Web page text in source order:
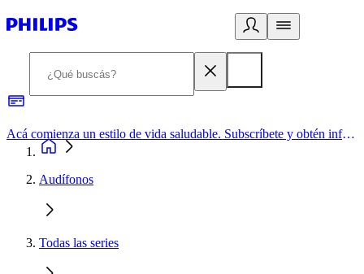
Acá comienza un estilo de vida saludable. Subscríbete y obtén información de primera mano
Audífonos
Todas las series